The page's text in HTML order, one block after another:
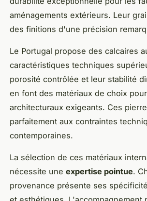
aménagements extérieurs. Leur
des finitions d'une précision
Le Portugal propose des calcaires
caractéristiques techniques
porosité contrôlée et leur stabilité
en font des matériaux de choix
architecturaux exigeants. Ces
parfaitement aux contraintes
contemporaines.
La sélection de ces matériaux
nécessite une expertise pointue.
provenance présente ses